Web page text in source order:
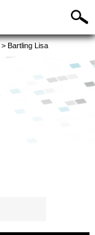
> Bartling Lisa